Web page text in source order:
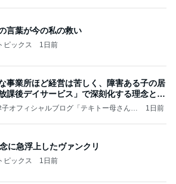
言葉が今の私の救い
ピックス 1日前
事業所ほど経営は苦しく、障害ある子の居
課後デイサービス」で深刻化する理念と現
オフィシャルブログ「テキトー母さんの
1日前
に急浮上したヴァンクリ
ピックス 1日前